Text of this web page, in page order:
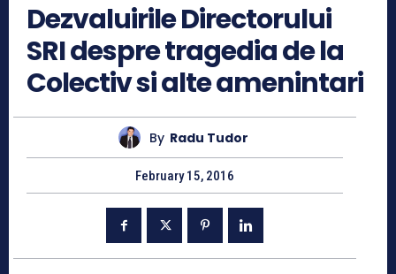
Dezvaluirile Directorului
SRI despre tragedia de la
Colectiv si alte amenintari
By Radu Tudor
February 15, 2016